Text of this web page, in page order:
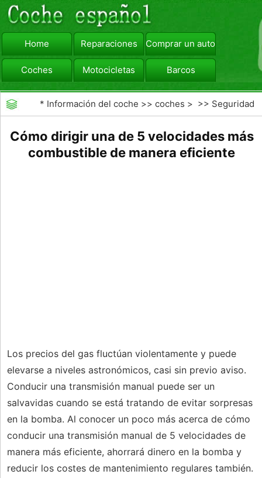
Home Reparaciones Comprar un automóvil
Coches Motocicletas Barcos
viajar Camiones
* Información del coche >>coches > >> Seguridad
Cómo dirigir una de 5 velocidades más
combustible de manera eficiente
Los precios del gas fluctúan violentamente y puede
elevarse a niveles astronómicos, casi sin previo aviso.
Conducir una transmisión manual puede ser un
salvavidas cuando se está tratando de evitar sorpresas
en la bomba. Al conocer un poco más acerca de cómo
conducir una transmisión manual de 5 velocidades de
manera más eficiente, ahorrará dinero en la bomba y
reducir los costes de mantenimiento regulares también.